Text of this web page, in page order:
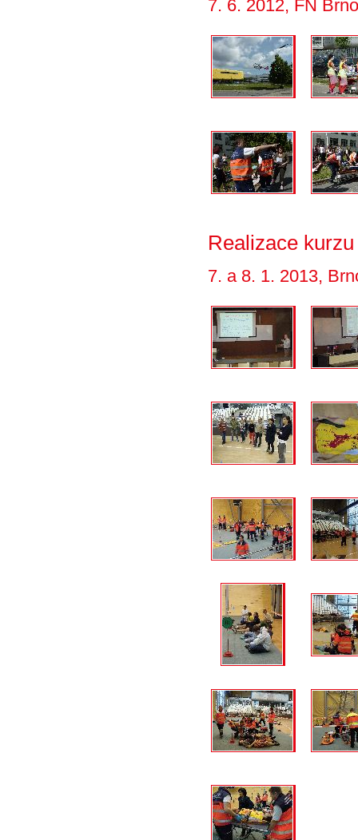
7. 6. 2012, FN
Realizace
7. a 8. 1. 2013,